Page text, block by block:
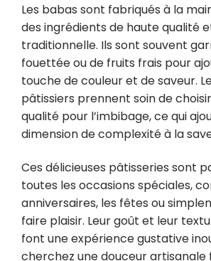
Les babas sont fabriqués à la
des ingrédients de haute qualité
traditionnelle. Ils sont souvent
fouettée ou de fruits frais pour
touche de couleur et de saveur.
pâtissiers prennent soin de
qualité pour l’imbibage, ce qui
dimension de complexité à la
Ces délicieuses pâtisseries sont
toutes les occasions spéciales,
anniversaires, les fêtes ou
faire plaisir. Leur goût et leur
font une expérience gustative
cherchez une douceur artisanale